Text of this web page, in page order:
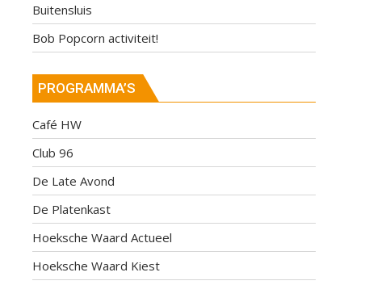
Buitensluis
Bob Popcorn activiteit!
PROGRAMMA’S
Café HW
Club 96
De Late Avond
De Platenkast
Hoeksche Waard Actueel
Hoeksche Waard Kiest